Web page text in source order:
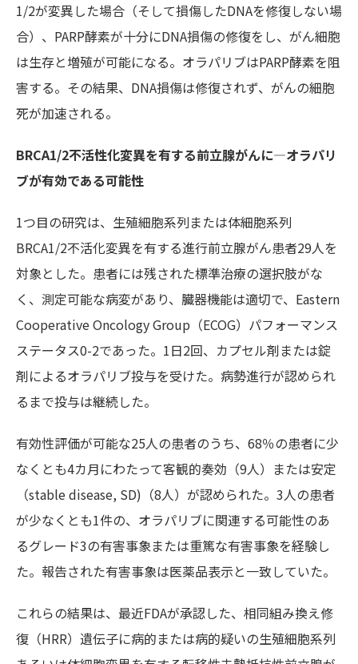
1/2が変異した場合（そして損傷したDNAを修復しない場
合）、PARP酵素が十分にDNA損傷の修復をし、がん細胞
は生存と増殖が可能になる。オラパリブはPARP酵素を阻
害する。その結果、DNA損傷は修復されず、がんの細胞
死が加速される。
BRCA1/2不活性化変異を有する前立腺がんに―オラパリ
ブが有効である可能性
1つ目の研究は、生殖細胞系列または体細胞系列
BRCA1/2不活化変異を有する進行前立腺がん患者29人を
対象とした。患者には残された標準治療の選択肢がな
く、測定可能な病変があり、臓器機能は適切で、Eastern
Cooperative Oncology Group（ECOG）パフォーマンス
ステータス0-2であった。1日2回、カプセル剤または錠
剤によるオラパリブ投与を受けた。病勢進行が認められ
るまで投与は継続した。
有効性評価が可能な25人の患者のうち、68％の患者に少
なくとも4カ月にわたって客観的奏効（9人）または安定
（stable disease, SD)（8人）が認められた。3人の患者
が少なくとも1件の、オラパリブに関連する可能性のあ
るグレード3の有害事象または重篤な有害事象を経験し
た。報告された有害事象は医薬品表示と一致していた。
これらの結果は、最近FDAが承認した、相同組み換え修
復（HRR）遺伝子に病的または病的疑いの生殖細胞系列